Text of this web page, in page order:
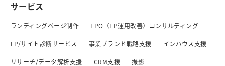
サービス
ランディングページ制作 LPO（LP運用改善）コンサルティング
LP/サイト診断サービス 事業ブランド戦略支援 インハウス支援
リサーチ/データ解析支援 CRM支援 撮影